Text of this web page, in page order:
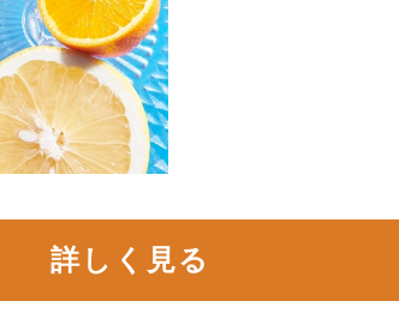
詳しく見る